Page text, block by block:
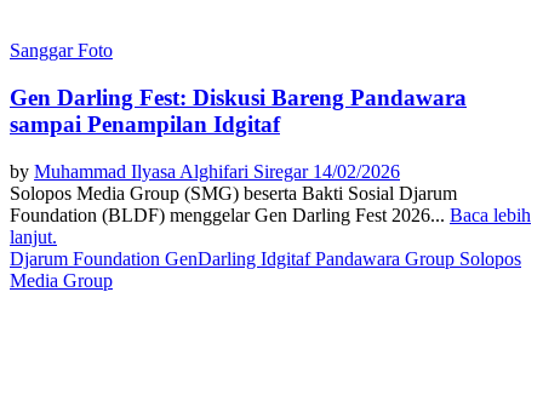
Sanggar Foto
Gen Darling Fest: Diskusi Bareng Pandawara
sampai Penampilan Idgitaf
by Muhammad Ilyasa Alghifari Siregar 14/02/2026
Solopos Media Group (SMG) beserta Bakti Sosial Djarum
Foundation (BLDF) menggelar Gen Darling Fest 2026... Baca lebih
lanjut.
Djarum Foundation GenDarling IdgitafPandawara Group Solopos
Media Group